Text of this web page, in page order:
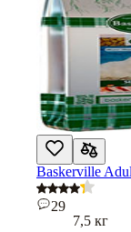
Baskerville
29
7,5 кг